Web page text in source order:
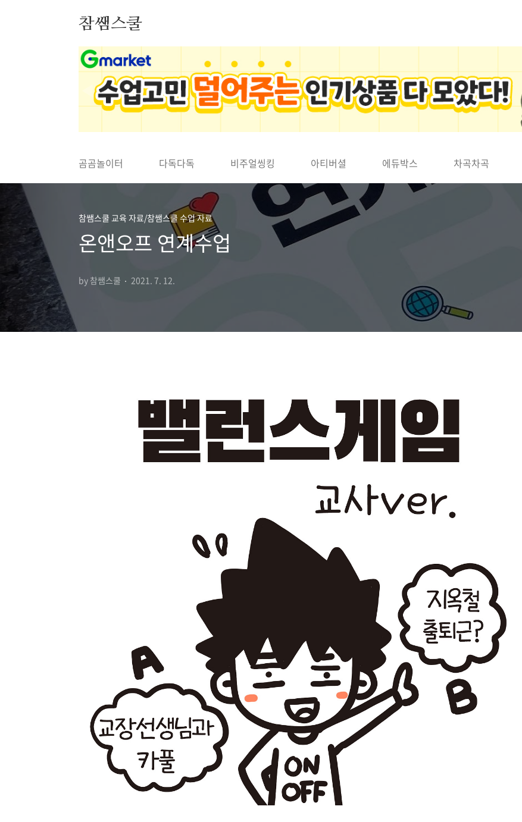
참쌤스쿨
곰곰놀이터 다독다독 비주얼씽킹 아티버셜 에듀박스 차곡차곡
참쌤스쿨 교육 자료/참쌤스쿨 수업 자료
온앤오프 연계수업
by 참쌤스쿨 2021. 7. 12.